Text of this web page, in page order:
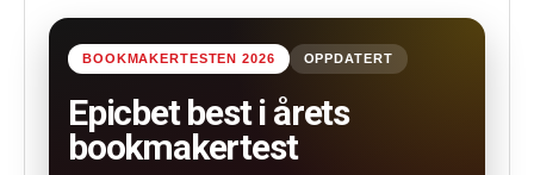
BOOKMAKERTESTEN 2026 OPPDATERT
Epicbet best i årets
bookmakertest